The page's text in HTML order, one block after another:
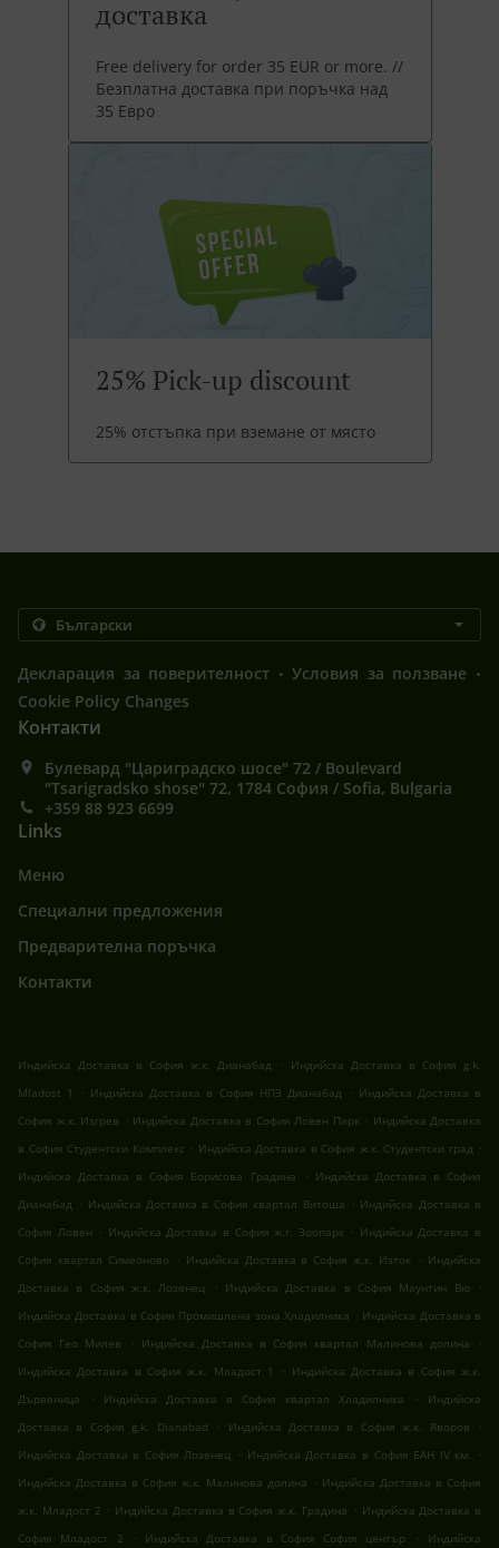
доставка
Free delivery for order 35 EUR or more. //
Безплатна доставка при поръчка над
35 Евро
25% Pick-up discount
25% отстъпка при вземане от място
Декларация за поверителност . Условия за ползване .
Cookie Policy Changes
Контакти
Булевард "Цариградско шосе" 72 / Boulevard
"Tsarigradsko shose" 72, 1784 София / Sofia, Bulgaria
+359 88 923 6699
Links
Меню
Специални предложения
Предварителна поръчка
Контакти
Индийска Доставка в София ж.к. Дианабад . Индийска Доставка в София g.k.
Mladost 1
. Индийска Доставка в София НПЗ Дианабад . Индийска Доставка в
София ж.к. Изгрев . Индийска Доставка в София Ловен Парк . Индийска Доставка
в София Студентски Комплекс . Индийска Доставка в София ж.к. Студентски град .
Индийска Доставка в София Борисова Градина
. Индийска Доставка в София
Дианабад . Индийска Доставка в София квартал Витоша . Индийска Доставка в
София Ловен . Индийска Доставка в София ж.г. Зоопарк . Индийска Доставка в
София квартал Симеоново
. Индийска Доставка в София ж.к. Изток . Индийска
Доставка в София ж.к. Лозенец
. Индийска Доставка в София Маунтин Вю
.
Индийска Доставка в София Промишлена зона Хладилника . Индийска Доставка в
София Гео Милев
. Индийска Доставка в София квартал Малинова долина
.
Индийска Доставка в София ж.к. Младост 1
. Индийска Доставка в София ж.к.
Дървеница
. Индийска Доставка в София квартал Хладилника .
Индийска
Доставка в София g.k. Dianabad
. Индийска Доставка в София ж.к. Яворов
.
Индийска Доставка в София Лозенец . Индийска Доставка в София БАН IV км.
.
Индийска Доставка в София ж.к. Малинова долина . Индийска Доставка в София
ж.к. Младост 2 . Индийска Доставка в София ж.к. Градина . Индийска Доставка в
София Младост 2
. Индийска Доставка в София София център .
Индийска